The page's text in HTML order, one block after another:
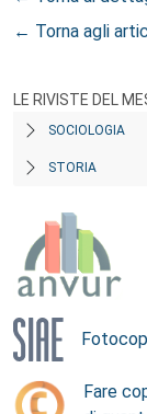
← Torna agli
LE RIVISTE DEL
SOCIOLOGIA
STORIA
Fare